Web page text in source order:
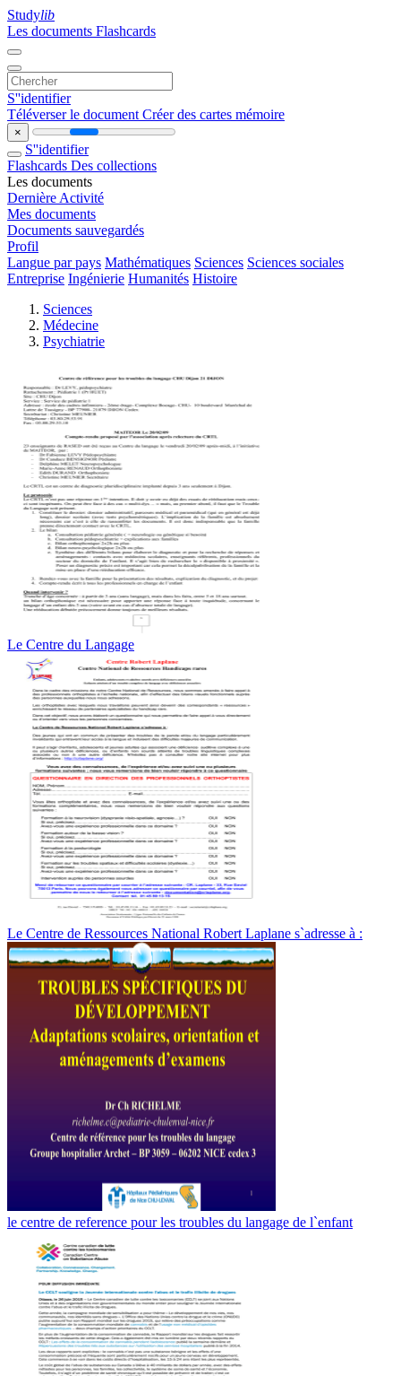
Studylib
Les documents Flashcards
S''identifier
Téléverser le document Créer des cartes mémoire
×
S''identifier
Flashcards Des collections
Les documents
Dernière Activité
Mes documents
Documents sauvegardés
Profil
Langue par pays Mathématiques Sciences Sciences sociales
Entreprise Ingénierie Humanités Histoire
Sciences
Médecine
Psychiatrie
Le Centre du Langage
Le Centre de Ressources National Robert Laplane s`adresse à :
le centre de reference pour les troubles du langage de l`enfant